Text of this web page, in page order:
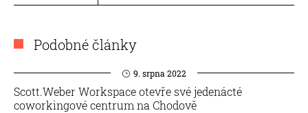
Podobné články
9. srpna 2022
Scott.Weber Workspace otevře své jedenácté
coworkingové centrum na Chodově